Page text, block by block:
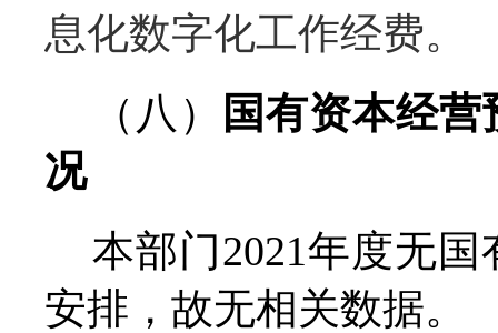
息化数字化工作经费。
（八）
国有资本经
况
本部门2021年度无
安排，故无相关数据。